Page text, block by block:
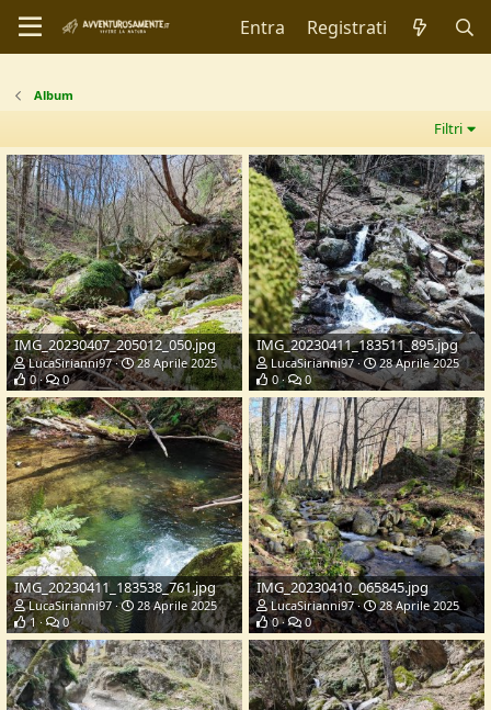
Entra Registrati
Album
Filtri
IMG_20230407_205012_050.jpg
LucaSirianni97
28 Aprile 2025
0
0
IMG_20230411_183511_895.jpg
LucaSirianni97
28 Aprile 2025
0
0
IMG_20230411_183538_761.jpg
LucaSirianni97
28 Aprile 2025
1
0
IMG_20230410_065845.jpg
LucaSirianni97
28 Aprile 2025
0
0